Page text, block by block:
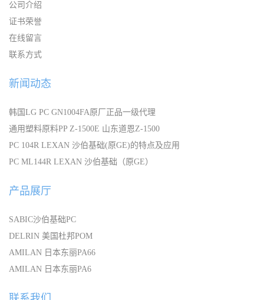
公司介绍
证书荣誉
在线留言
联系方式
新闻动态
韩国LG PC GN1004FA原厂正品一级代理
通用塑料原料PP Z-1500E 山东道恩Z-1500
PC 104R LEXAN 沙伯基础(原GE)的特点及应用
PC ML144R LEXAN 沙伯基础（原GE）
产品展厅
SABIC沙伯基础PC
DELRIN 美国杜邦POM
AMILAN 日本东丽PA66
AMILAN 日本东丽PA6